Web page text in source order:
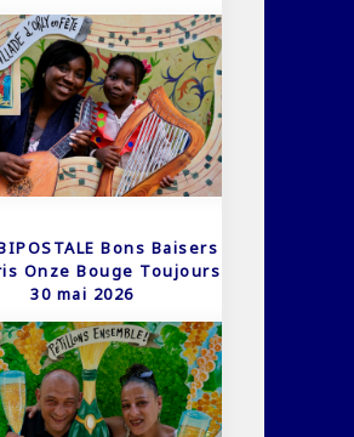
Bons Baisers
Onze Bouge Toujours
30 mai 2026